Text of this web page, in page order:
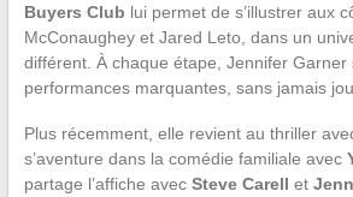
Buyers Club lui permet de s’illustrer aux
McConaughey et Jared Leto, dans un
différent. À chaque étape, Jennifer Garner
performances marquantes, sans jamais
Plus récemment, elle revient au thriller
s’aventure dans la comédie familiale avec
partage l’affiche avec Steve Carell et